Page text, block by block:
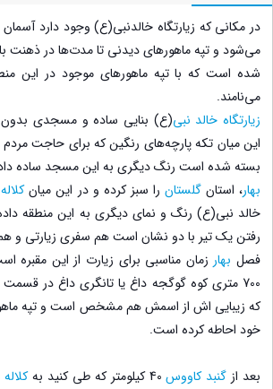
در مکانی که زیارتگاه خالدنبی(ع) وجود دارد
می‌شود و تپه ماهورهای دیدنی تا مدت‌ها در ذهنت
شده است که با تپه ماهورهای موجود در این
می‌نامند.
زیارتگاه خالد نبی(ع) بنایی ساده و مسجدی بدون
این میان تکه پارچه‌های رنگین که برای حاجت
بسته شده است رنگ دیگری به این مسجد ساده
بهار، استانگلستان را سبز کرده و در این میانکلاله
خالد نبی(ع) رنگ و نمای دیگری به این منطقه
رفتن یک تیر با دو نشان است هم سفری زیارتی و
فصل بهار زمان مناسبی برای زیارت از این مقبره
700 متری کوه گوگجه داغ یا تانگری داغ در
که زیبایی اش از اسمش هم مشخص است و تپه
خود احاطه کرده است.
بعد از گنبد کاووس40 کیلومتر که طی کنید به کلاله